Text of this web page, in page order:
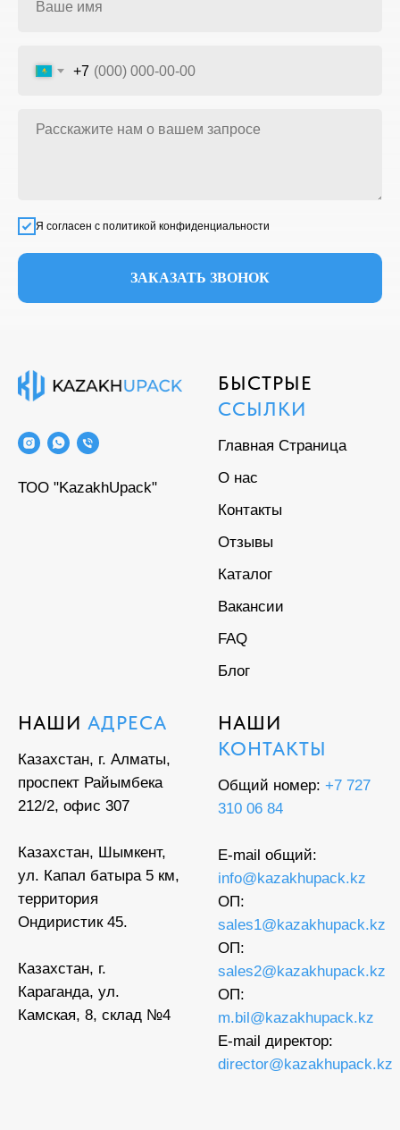
+7
Я согласен с политикой конфиденциальности
ЗАКАЗАТЬ ЗВОНОК
ТОО "KazakhUpack"
БЫСТРЫЕ
ССЫЛКИ
Главная Страница
О нас
Контакты
Отзывы
Каталог
Вакансии
FAQ
Блог
НАШИ АДРЕСА
Казахстан, г. Алматы,
проспект Райымбека
212/2, офис 307
Казахстан, Шымкент,
ул. Капал батыра 5 км,
территория
Ондиристик 45.
Казахстан, г.
Караганда, ул.
Камская, 8, склад №4
НАШИ
КОНТАКТЫ
Общий номер: +7 727
310 06 84
E-mail общий:
info@kazakhupack.kz
ОП:
sales1@kazakhupack.kz
ОП:
sales2@kazakhupack.kz
ОП:
m.bil@kazakhupack.kz
E-mail директор:
director@kazakhupack.kz